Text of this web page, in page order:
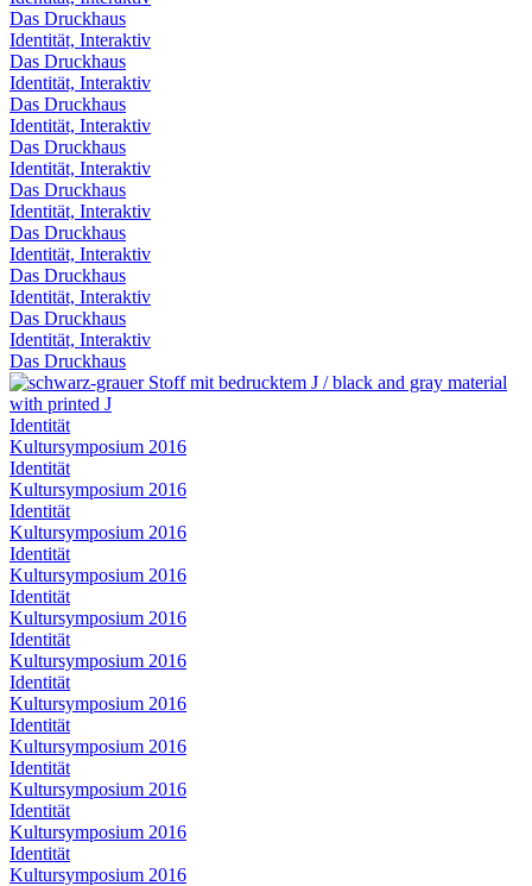
Das Druckhaus
Identität, Interaktiv
Das Druckhaus
Identität, Interaktiv
Das Druckhaus
Identität, Interaktiv
Das Druckhaus
Identität, Interaktiv
Das Druckhaus
Identität, Interaktiv
Das Druckhaus
Identität, Interaktiv
Das Druckhaus
Identität, Interaktiv
Das Druckhaus
Identität, Interaktiv
Das Druckhaus
Identität
Kultursymposium 2016
Identität
Kultursymposium 2016
Identität
Kultursymposium 2016
Identität
Kultursymposium 2016
Identität
Kultursymposium 2016
Identität
Kultursymposium 2016
Identität
Kultursymposium 2016
Identität
Kultursymposium 2016
Identität
Kultursymposium 2016
Identität
Kultursymposium 2016
Identität
Kultursymposium 2016